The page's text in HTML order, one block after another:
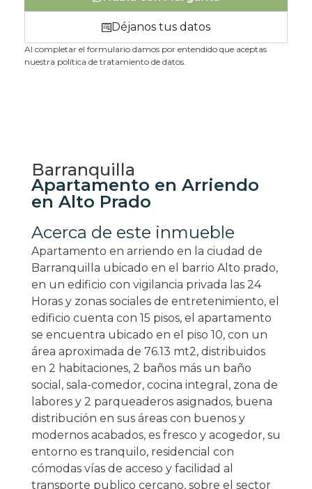
Déjanos tus datos
Al completar el formulario damos por entendido que aceptas
nuestra política de tratamiento de datos.
Barranquilla
Apartamento en Arriendo
en Alto Prado
Acerca de este inmueble
Apartamento en arriendo en la ciudad de
Barranquilla ubicado en el barrio Alto prado,
en un edificio con vigilancia privada las 24
Horas y zonas sociales de entretenimiento, el
edificio cuenta con 15 pisos, el apartamento
se encuentra ubicado en el piso 10, con un
área aproximada de 76.13 mt2, distribuidos
en 2 habitaciones, 2 baños más un baño
social, sala-comedor, cocina integral, zona de
labores y 2 parqueaderos asignados, buena
distribución en sus áreas con buenos y
modernos acabados, es fresco y acogedor, su
entorno es tranquilo, residencial con
cómodas vías de acceso y facilidad al
transporte publico cercano, sobre el sector